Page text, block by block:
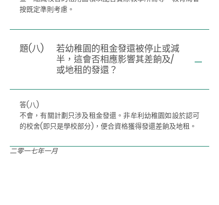
按既定準則考慮。
題(八)
若幼稚園的租金發還被停止或減
半，這會否相應影響其差餉及/
或地租的發還？
答(八)
不會，有關計劃只涉及租金發還。非牟利幼稚園如設於認可
的校舍(即只是學校部分)，便合資格獲得發還差餉及地租。
二零一七年一月